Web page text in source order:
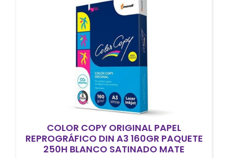
COLOR COPY ORIGINAL PAPEL
REPROGRÁFICO DIN A3 160GR PAQUETE
250H BLANCO SATINADO MATE